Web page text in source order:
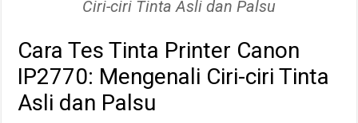
Ciri-ciri Tinta Asli dan Palsu
Cara Tes Tinta Printer Canon
IP2770: Mengenali Ciri-ciri Tinta
Asli dan Palsu